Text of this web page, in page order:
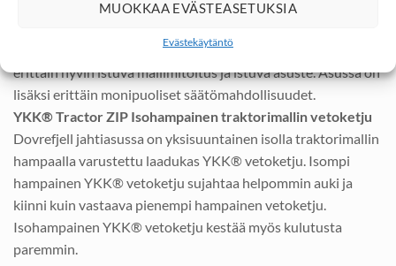
MUOKKAA EVÄSTEASETUKSIA
Evästekäytäntö
Nordic Fit Junior Pohjoismainen mitoitus
Nordic Fit Junior mallilla. Nordic Fit Junior mitoitus on
erittäin hyvin istuva mallimitoitus ja istuva asuste. Asussa on
lisäksi erittäin monipuoliset säätömahdollisuudet.
YKK® Tractor ZIP Isohampainen traktorimallin vetoketju
Dovrefjell jahtiasussa on yksisuuntainen isolla traktorimallin
hampaalla varustettu laadukas YKK® vetoketju. Isompi
hampainen YKK® vetoketju sujahtaa helpommin auki ja
kiinni kuin vastaava pienempi hampainen vetoketju.
Isohampainen YKK® vetoketju kestää myös kulutusta
paremmin.